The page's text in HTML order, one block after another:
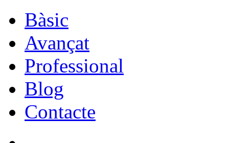
Bàsic
Avançat
Professional
Blog
Contacte